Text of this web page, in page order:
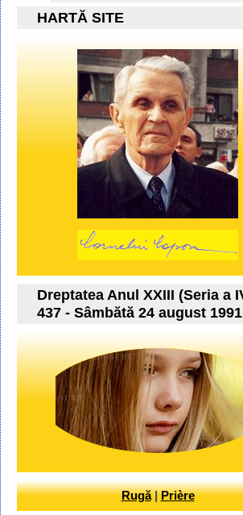
HARTĂ SITE
Dreptatea Anul XXIII (Seria a
437 - Sâmbătă 24 august 1991
Rugă|Prière